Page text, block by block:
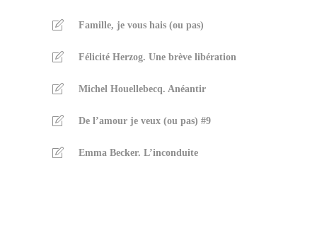
Famille, je vous hais (ou pas)
Félicité Herzog. Une brève libération
Michel Houellebecq. Anéantir
De l’amour je veux (ou pas) #9
Emma Becker. L’inconduite